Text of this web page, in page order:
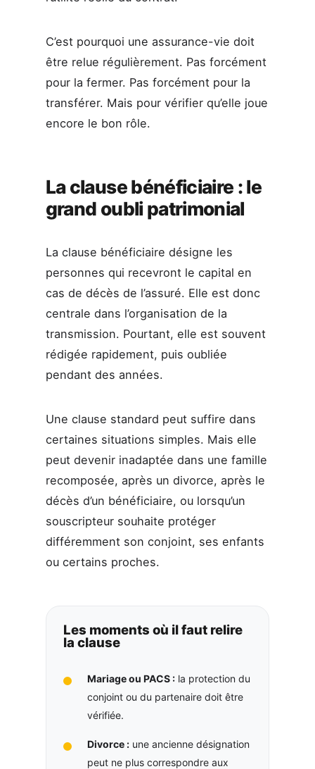
C’est pourquoi une assurance-vie doit
être relue régulièrement. Pas forcément
pour la fermer. Pas forcément pour la
transférer. Mais pour vérifier qu’elle joue
encore le bon rôle.
La clause bénéficiaire : le
grand oubli patrimonial
La clause bénéficiaire désigne les
personnes qui recevront le capital en
cas de décès de l’assuré. Elle est donc
centrale dans l’organisation de la
transmission. Pourtant, elle est souvent
rédigée rapidement, puis oubliée
pendant des années.
Une clause standard peut suffire dans
certaines situations simples. Mais elle
peut devenir inadaptée dans une famille
recomposée, après un divorce, après le
décès d’un bénéficiaire, ou lorsqu’un
souscripteur souhaite protéger
différemment son conjoint, ses enfants
ou certains proches.
Les moments où il faut relire
la clause
Mariage ou PACS :la protection du
conjoint ou du partenaire doit être
vérifiée.
Divorce :une ancienne désignation
peut ne plus correspondre aux